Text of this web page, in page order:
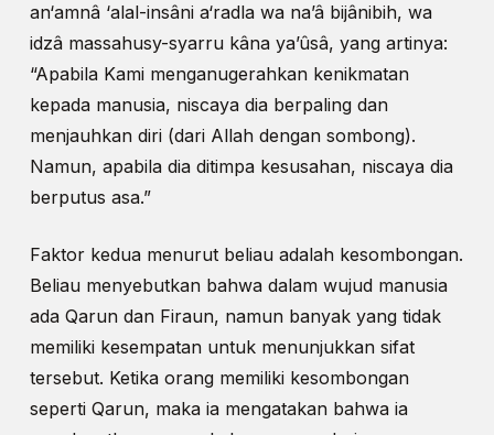
an‘amnâ ‘alal-insâni a‘radla wa na’â bijânibih, wa
idzâ massahusy-syarru kâna ya’ûsâ, yang artinya:
“Apabila Kami menganugerahkan kenikmatan
kepada manusia, niscaya dia berpaling dan
menjauhkan diri (dari Allah dengan sombong).
Namun, apabila dia ditimpa kesusahan, niscaya dia
berputus asa.”
Faktor kedua menurut beliau adalah kesombongan.
Beliau menyebutkan bahwa dalam wujud manusia
ada Qarun dan Firaun, namun banyak yang tidak
memiliki kesempatan untuk menunjukkan sifat
tersebut. Ketika orang memiliki kesombongan
seperti Qarun, maka ia mengatakan bahwa ia